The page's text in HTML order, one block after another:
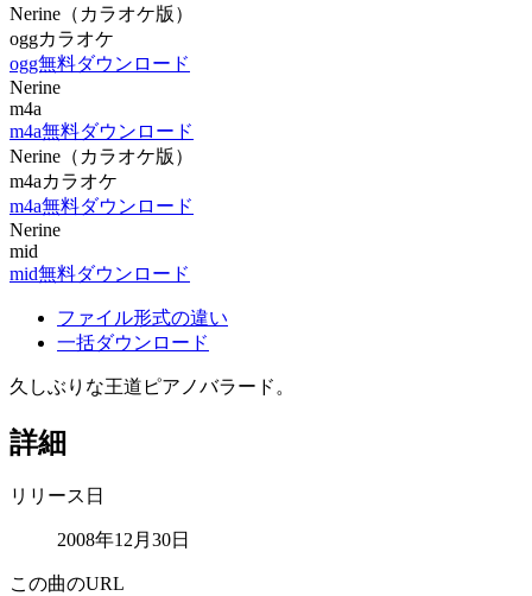
Nerine（カラオケ版）
oggカラオケ
ogg無料ダウンロード
Nerine
m4a
m4a無料ダウンロード
Nerine（カラオケ版）
m4aカラオケ
m4a無料ダウンロード
Nerine
mid
mid無料ダウンロード
ファイル形式の違い
一括ダウンロード
久しぶりな王道ピアノバラード。
詳細
リリース日
2008年12月30日
この曲のURL